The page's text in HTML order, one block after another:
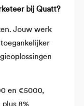
bij Quatt?
Jouw werk
en €5000,
8%